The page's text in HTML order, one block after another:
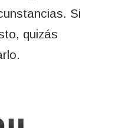
Si
quizás